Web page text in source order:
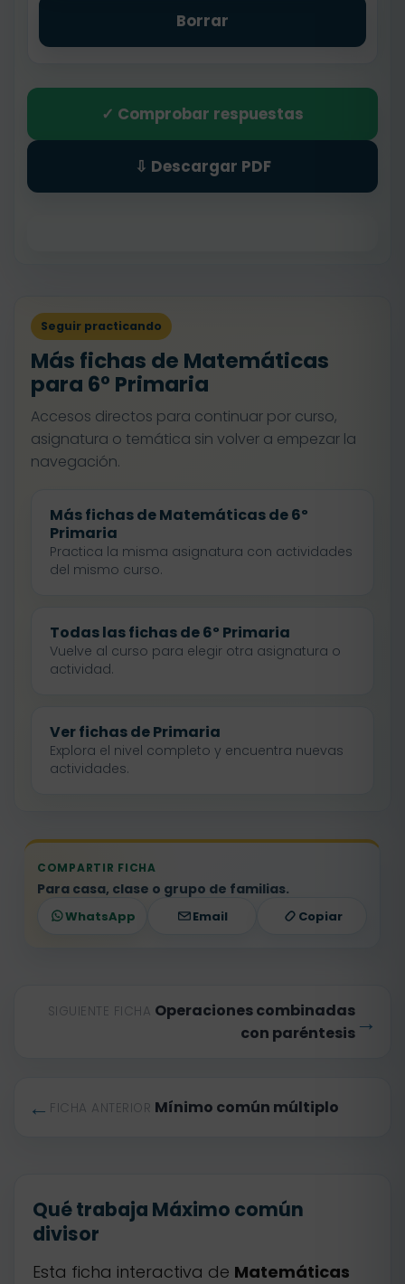
Borrar
✓ Comprobar respuestas
⇩ Descargar PDF
Seguir practicando
Más fichas de Matemáticas
para 6º Primaria
Accesos directos para continuar por curso,
asignatura o temática sin volver a empezar la
navegación.
Más fichas de Matemáticas de 6º
Primaria
Practica la misma asignatura con actividades
del mismo curso.
Todas las fichas de 6º Primaria
Vuelve al curso para elegir otra asignatura o
actividad.
Ver fichas de Primaria
Explora el nivel completo y encuentra nuevas
actividades.
COMPARTIR FICHA
Para casa, clase o grupo de familias.
WhatsApp Email Copiar
← FICHA ANTERIOR Mínimo común múltiplo
SIGUIENTE FICHA Operaciones combinadas
con paréntesis →
Qué trabaja Máximo común
divisor
Esta ficha interactiva de Matemáticas